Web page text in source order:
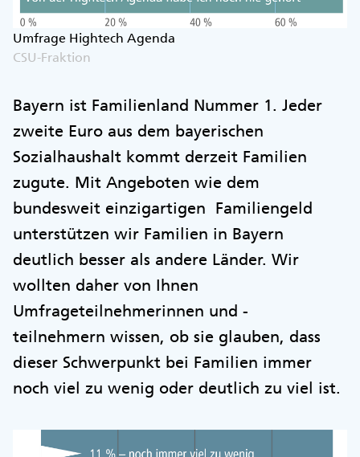
Umfrage Hightech Agenda
CSU-Fraktion
Bayern ist Familienland Nummer 1. Jeder
zweite Euro aus dem bayerischen
Sozialhaushalt kommt derzeit Familien
zugute. Mit Angeboten wie dem
bundesweit einzigartigen Familiengeld
unterstützen wir Familien in Bayern
deutlich besser als andere Länder. Wir
wollten daher von Ihnen
Umfrageteilnehmerinnen und -
teilnehmern wissen, ob sie glauben, dass
dieser Schwerpunkt bei Familien immer
noch viel zu wenig oder deutlich zu viel ist.